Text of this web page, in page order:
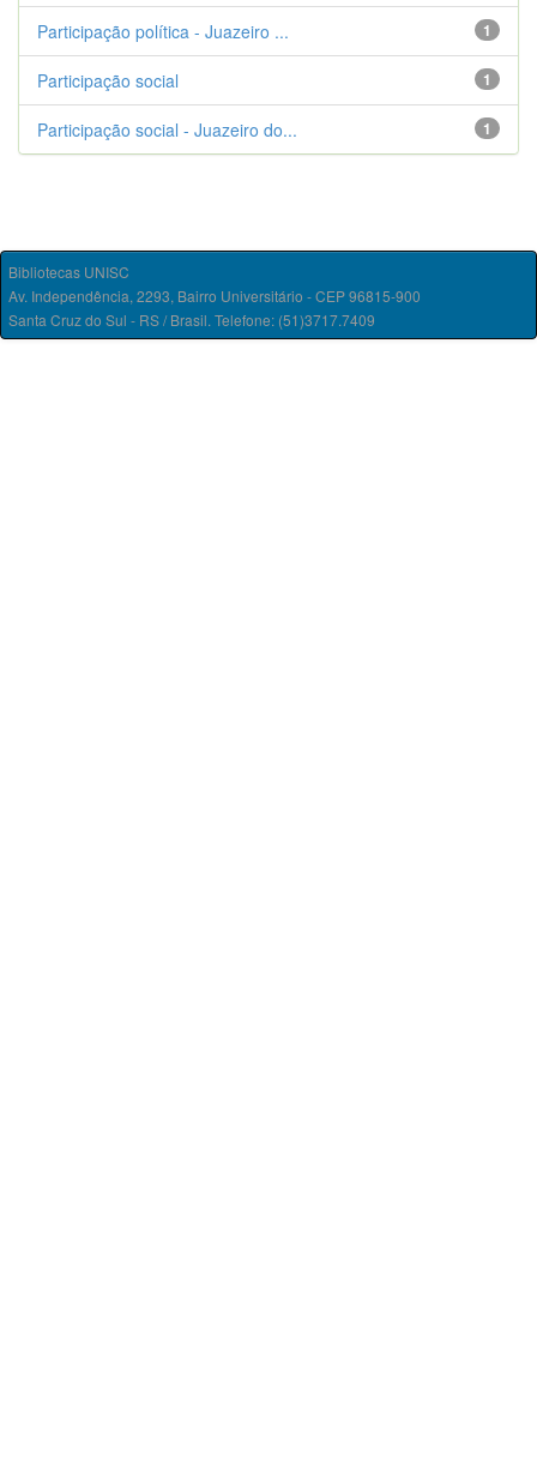
1
Participação política - Juazeiro ...
1
Participação social
1
Participação social - Juazeiro do...
Bibliotecas UNISC
Av. Independência, 2293, Bairro Universitário - CEP 96815-900
Santa Cruz do Sul - RS / Brasil. Telefone: (51)3717.7409